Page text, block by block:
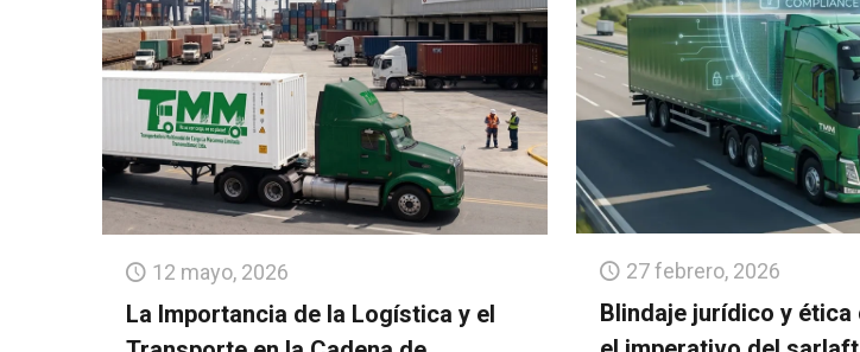
12 mayo, 2026
La Importancia de la Logística y el
27 febrero, 2026
Blindaje jurídico y